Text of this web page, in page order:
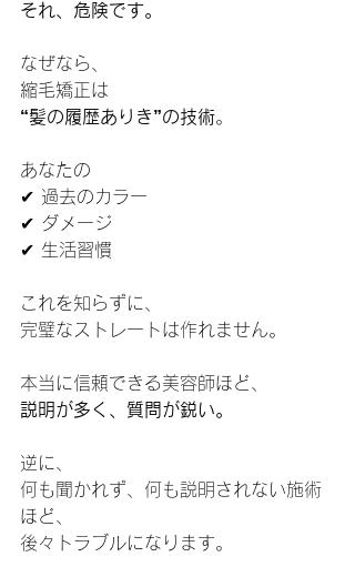
それ、危険です。
なぜなら、
縮毛矯正は
“髪の履歴ありき”の技術。
あなたの
✔ 過去のカラー
✔ ダメージ
✔ 生活習慣
これを知らずに、
完璧なストレートは作れません。
本当に信頼できる美容師ほど、
説明が多く、質問が鋭い。
逆に、
何も聞かれず、何も説明されない施術
ほど、
後々トラブルになります。